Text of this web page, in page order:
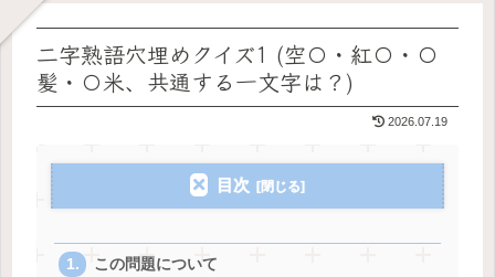
二字熟語穴埋めクイズ1 (空〇・紅〇・〇
髪・〇米、共通する一文字は？)
2026.07.19
目次
この問題について